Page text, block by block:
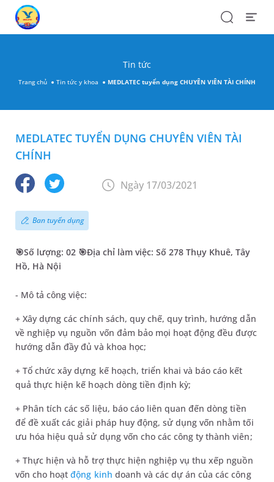
SearchOpen
Tin tức
Trang chủ Tin tức y khoa MEDLATEC tuyển dụng CHUYÊN VIÊN TÀI CHÍNH
MEDLATEC TUYỂN DỤNG CHUYÊN VIÊN TÀI
CHÍNH
Ngày 17/03/2021
Ban tuyển dụng
🎯Số lượng: 02 🎯Địa chỉ làm việc: Số 278 Thụy Khuê, Tây
Hồ, Hà Nội
- Mô tả công việc:
+ Xây dựng các chính sách, quy chế, quy trình, hướng dẫn
về nghiệp vụ nguồn vốn đảm bảo mọi hoạt động đều được
hướng dẫn đầy đủ và khoa học;
+ Tổ chức xây dựng kế hoạch, triển khai và báo cáo kết
quả thực hiện kế hoạch dòng tiền định kỳ;
+ Phân tích các số liệu, báo cáo liên quan đến dòng tiền
để đề xuất các giải pháp huy động, sử dụng vốn nhằm tối
ưu hóa hiệu quả sử dụng vốn cho các công ty thành viên;
+ Thực hiện và hỗ trợ thực hiện nghiệp vụ thu xếp nguồn
vốn cho hoạtđộng kinh doanh và các dự án của các công